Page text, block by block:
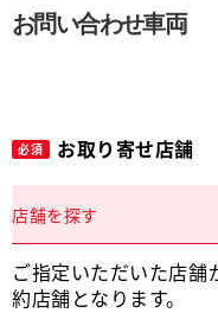
お問い合わせ車両
必須 お取り寄せ店舗
店舗を探す
ご指定いただいた店
約店舗となります。